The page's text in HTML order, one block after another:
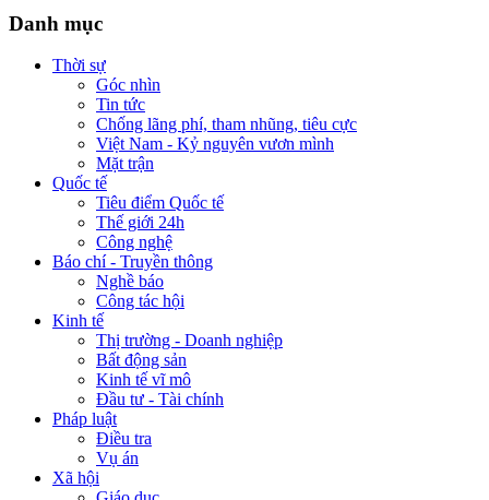
Danh mục
Thời sự
Góc nhìn
Tin tức
Chống lãng phí, tham nhũng, tiêu cực
Việt Nam - Kỷ nguyên vươn mình
Mặt trận
Quốc tế
Tiêu điểm Quốc tế
Thế giới 24h
Công nghệ
Báo chí - Truyền thông
Nghề báo
Công tác hội
Kinh tế
Thị trường - Doanh nghiệp
Bất động sản
Kinh tế vĩ mô
Đầu tư - Tài chính
Pháp luật
Điều tra
Vụ án
Xã hội